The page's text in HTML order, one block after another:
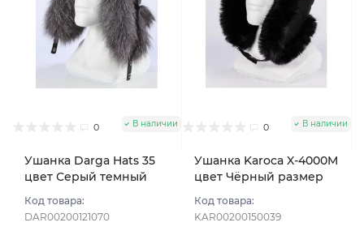
0 В наличии
Ушанка Darga Hats 35
цвет Серый темный
Код товара:
DAR00200121070
0 В наличии
Ушанка Karoca X-4000M
цвет Чёрный размер
Код товара:
KAR00200150039